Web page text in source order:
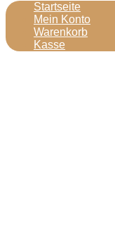
Startseite
Mein Konto
Warenkorb
Kasse